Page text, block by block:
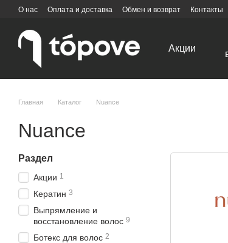
Перейти к основному контенту
О нас Оплата и доставка Обмен и возврат Контакты
Акции
Главная Каталог Nuance
Nuance
Раздел
Акции 1
Кератин 3
Выпрямление и
восстановление волос 9
Ботекс для волос 2